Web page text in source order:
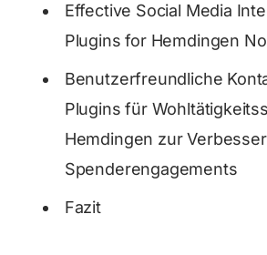
Effective Social Media
Plugins for Hemdingen
Benutzerfreundliche
Plugins für
Hemdingen zur
Spenderengagements
Fazit